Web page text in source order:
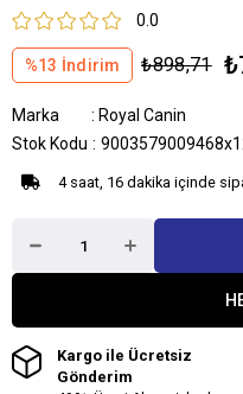
0.0
%13 İndirim ₺898,71
Marka : Royal Canin
Stok Kodu
4 saat, 16 dakika içinde
Kargo ile Ücretsiz
Gönderim